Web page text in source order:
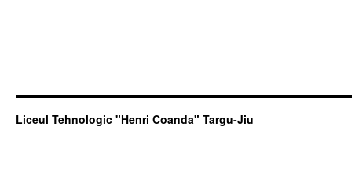
Liceul Tehnologic "Henri Coanda" Targu-Jiu